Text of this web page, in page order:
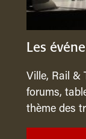
Les
Ville, Rail &
forums,
thème des